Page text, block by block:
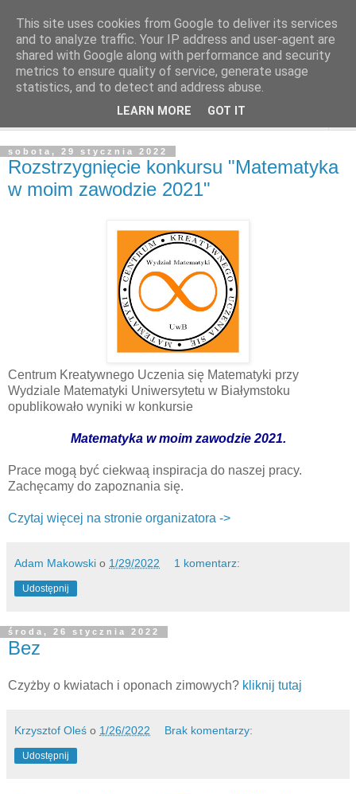
sobota, 29 stycznia 2022
Rozstrzygnięcie konkursu "Matematyka
w moim zawodzie 2021"
Centrum Kreatywnego Uczenia się Matematyki przy
Wydziale Matematyki Uniwersytetu w Białymstoku
opublikowało wyniki w konkursie
Matematyka w moim zawodzie 2021.
Prace mogą być ciekwaą inspiracja do naszej pracy.
Zachęcamy do zapoznania się.
Czytaj więcej na stronie organizatora ->
Adam Makowski o 1/29/2022 1 komentarz:
Udostępnij
środa, 26 stycznia 2022
Bez
Czyżby o kwiatach i oponach zimowych? kliknij tutaj
Krzysztof Oleś o 1/26/2022 Brak komentarzy:
Udostępnij
This site uses cookies from Google to deliver its services
and to analyze traffic. Your IP address and user-agent are
shared with Google along with performance and security
metrics to ensure quality of service, generate usage
statistics, and to detect and address abuse.
LEARN MORE GOT IT